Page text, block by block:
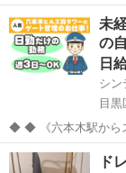
¥11,900で販売されているドレッ
ければならないもの
ち帰り後すぐに使用
東京 目黒区
未
の
日
目黒
◆ ◆ 《六本木駅からスグ》週3日～OK！プライベートも大切にしなが
ら勤務可！ 六本木ヒ
業者さんなど関係者
東京 目黒区
ド